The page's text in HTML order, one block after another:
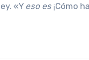
«Yeso es¡Cómo